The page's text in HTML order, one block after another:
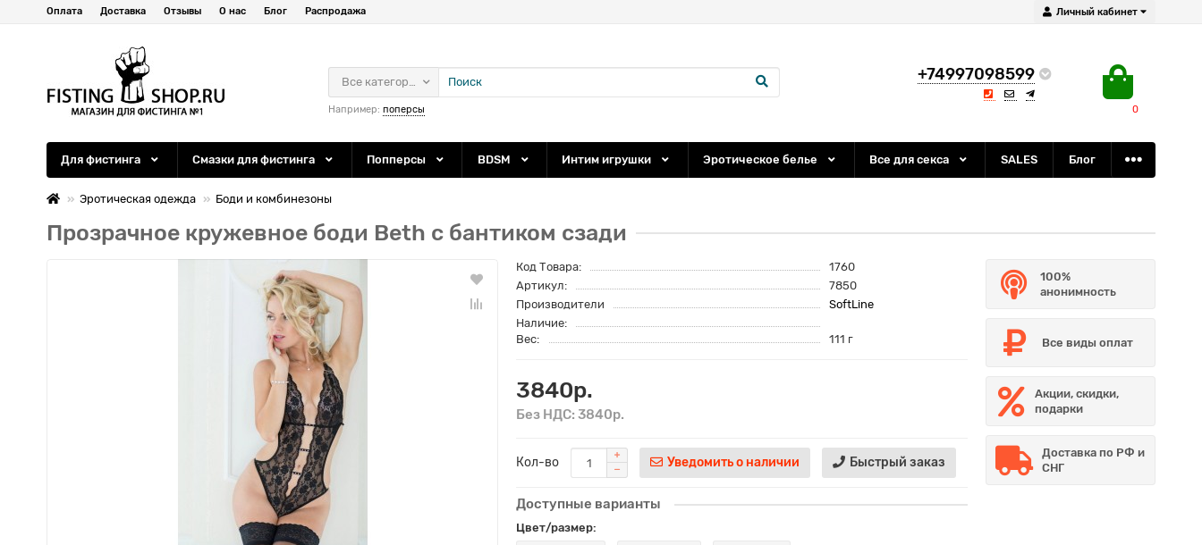
Личный кабинет
Оплата Доставка Отзывы О нас Блог Распродажа
+74997098599
0
Все категории
Например: поперсы
Для фистинга Смазки для фистинга Попперсы BDSM Интим игрушки Эротическое белье Все для секса SALES Блог
Эротическая одежда Боди и комбинезоны
Прозрачное кружевное боди Beth с бантиком сзади
Код Товара:
1760
Артикул:
7850
Производители
SoftLine
Наличие:
Вес:
111 г
3840р.
Без НДС: 3840р.
Кол-во Уведомить о наличии Быстрый заказ
Доступные варианты
Цвет/размер:
100%
анонимность
Все виды оплат
Акции, скидки,
подарки
Доставка по РФ и
СНГ